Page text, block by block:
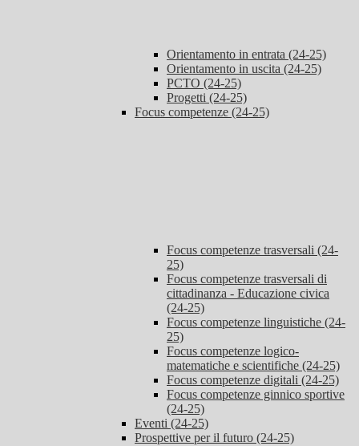
Orientamento in entrata (24-25)
Orientamento in uscita (24-25)
PCTO (24-25)
Progetti (24-25)
Focus competenze (24-25)
Focus competenze trasversali (24-
25)
Focus competenze trasversali di
cittadinanza - Educazione civica
(24-25)
Focus competenze linguistiche (24-
25)
Focus competenze logico-
matematiche e scientifiche (24-25)
Focus competenze digitali (24-25)
Focus competenze ginnico sportive
(24-25)
Eventi (24-25)
Prospettive per il futuro (24-25)